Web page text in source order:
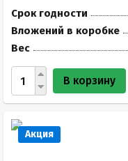
Срок годности
Вложений в коробке
Вес
В корзину
Акция